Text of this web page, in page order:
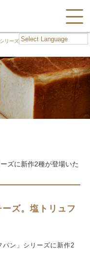
リーズ
ズに新作2種が登場いた
ズ。塩トリュフ
ン」シリーズに新作2